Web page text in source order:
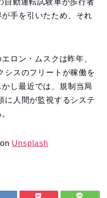
自動運転試験車が歩行者
手を引いたため、それ
ロン・ムスクは昨年、
シスのフリートが稼働を
し最近では、規制当局
に人間が監視するシステ
on Unsplash